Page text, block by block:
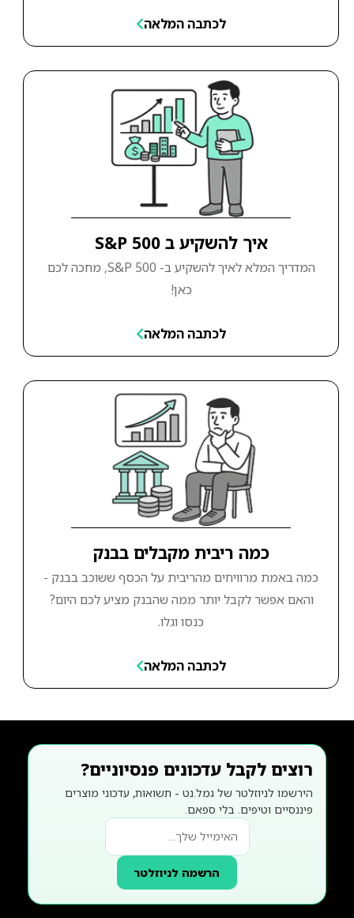
לכתבה המלאה
איך להשקיע ב S&P 500
המדריך המלא לאיך להשקיע ב- S&P 500, מחכה לכם
כאן!
לכתבה המלאה
כמה ריבית מקבלים בבנק
כמה באמת מרוויחים מהריבית על הכסף ששוכב בבנק -
והאם אפשר לקבל יותר ממה שהבנק מציע לכם היום?
כנסו וגלו.
לכתבה המלאה
רוצים לקבל עדכונים פנסיוניים?
הירשמו לניוזלטר של גמל.נט - תשואות, עדכוני מוצרים
פיננסיים וטיפים. בלי ספאם.
הרשמה לניוזלטר